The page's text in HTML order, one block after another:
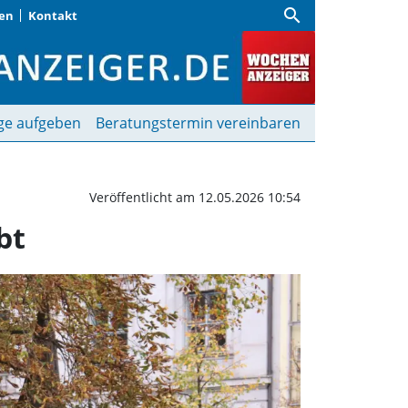
Kontakt search
da, Surfen wieder
aufgeben Beratungstermin vereinbaren
Veröffentlicht am 12.05.2026 10:54